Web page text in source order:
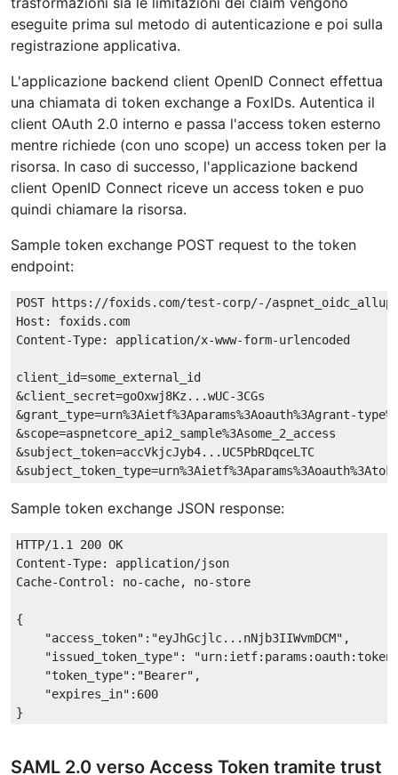
eseguite prima sul metodo di autenticazione e poi sulla
registrazione applicativa.
L'applicazione backend client OpenID Connect effettua
una chiamata di token exchange a FoxIDs. Autentica il
client OAuth 2.0 interno e passa l'access token esterno
mentre richiede (con uno scope) un access token per la
risorsa. In caso di successo, l'applicazione backend
client OpenID Connect riceve un access token e puo
quindi chiamare la risorsa.
Sample token exchange POST request to the token
endpoint:
POST https://foxids.com/test-corp/-/
Host: foxids.com
Content-Type: application/x-www-form-urlencoded
client_id=some_external_id
&client_secret=goOxwj8Kz...wUC-3CGs
&grant_type=urn%3Aietf%3Aparams%3Aoauth%3Agrant-
&scope=aspnetcore_api2_sample%3Asome_2_access
&subject_token=accVkjcJyb4...UC5PbRDqceLTC
Sample token exchange JSON response:
HTTP/1.1 200 OK
Content-Type: application/json
Cache-Control: no-cache, no-store
{
    "access_token":"eyJhGcjlc...nNjb3IIWvmDCM",
"issued_token_type":
    "token_type":"Bearer",
    "expires_in":600
SAML 2.0 verso Access Token tramite trust